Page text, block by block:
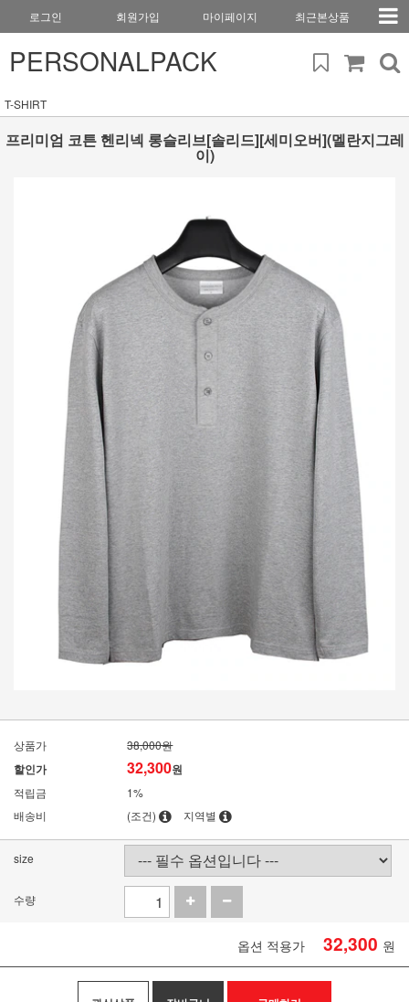
로그인 회원가입 마이페이지 최근본상품
PERSONALPACK
T-SHIRT
프리미엄 코튼 헨리넥 롱슬리브[솔리드][세미오버](멜란지그레
이)
상품가 38,000원
할인가 32,300원
적립금
1%
배송비
(조건) 지역별
size
수량
옵션 적용가 32,300 원